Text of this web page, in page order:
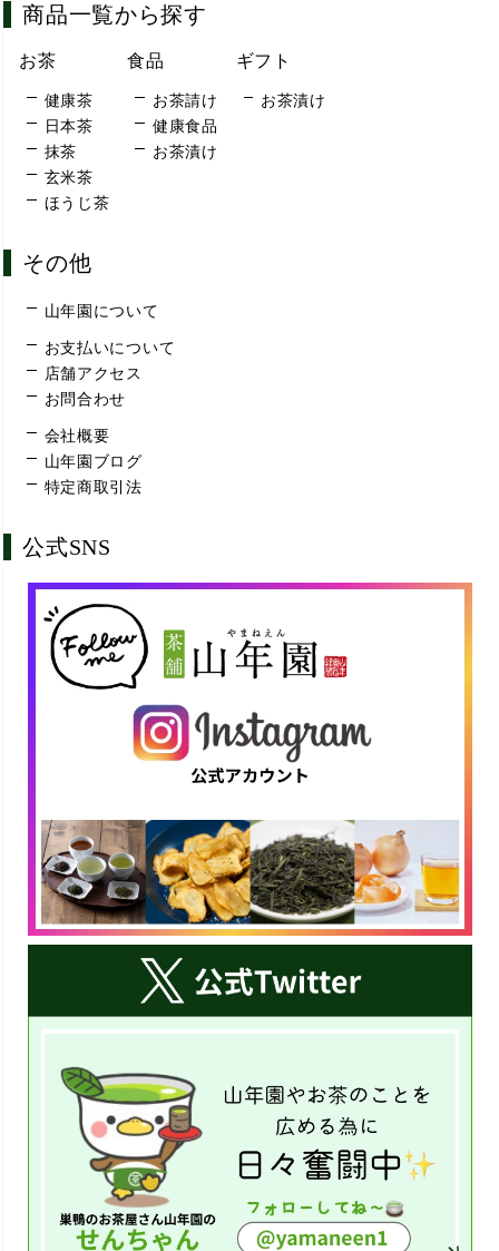
商品一覧から探す
お茶
健康茶
日本茶
抹茶
玄米茶
ほうじ茶
食品
お茶請け
健康食品
お茶漬け
ギフト
お茶漬け
その他
山年園について
お支払いについて
店舗アクセス
お問合わせ
会社概要
山年園ブログ
特定商取引法
公式SNS